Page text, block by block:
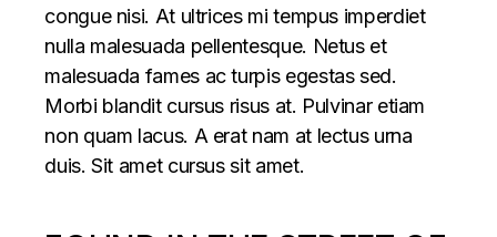
congue nisi. At ultrices mi tempus imperdiet
nulla malesuada pellentesque. Netus et
malesuada fames ac turpis egestas sed.
Morbi blandit cursus risus at. Pulvinar etiam
non quam lacus. A erat nam at lectus urna
duis. Sit amet cursus sit amet.